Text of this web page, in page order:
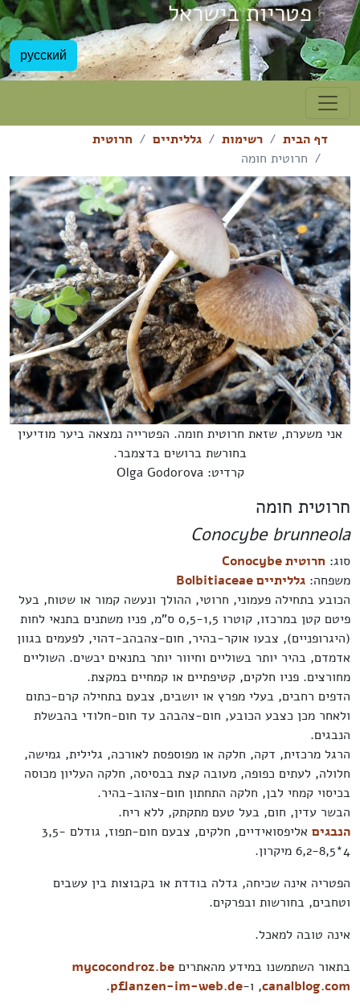
פטריות בישראל
русский
דף הבית רשימות גלליתיים
חרוטית
חרוטית חומה
אני משערת, שזאת חרוטית חומה. הפטרייה נמצאה ביער מודיעין
בחורשת ברושים בדצמבר.
קרדיט: Olga Godorova
חרוטית חומה
Conocybe brunneola
סוג:חרוטית Conocybe
משפחה:גלליתיים Bolbitiaceae
הכובע בתחילה פעמוני, חרוטי, ההולך ונעשה קמור או שטוח, בעל
פיטם קטן במרכזו, קוטרו 0,5-1,5 ס"מ, פניו משתנים בתנאי לחות
(היגרופניים), צבעו אוקר-בהיר, חום-צהבהב-דהוי, לפעמים בגוון
אדמדם, בהיר יותר בשוליים וחיוור יותר בתנאים יבשים. השוליים
מחורצים. פניו חלקים, קטיפתיים או קמחיים במקצת.
הדפים רחבים, בעלי מפרץ או יושבים, צבעם בתחילה קרם-כתום
ולאחר מכן כצבע הכובע, חום-צהבהב עד חום-חלודי בהבשלת
הנבגים.
הרגל מרכזית, דקה, חלקה או מפוספסת לאורכה, גלילית, גמישה,
חלולה, לעתים כפופה, מעובה קצת בבסיסה, חלקה העליון מכוסה
בכיסוי קמחי לבן, חלקה התחתון חום-צהוב-בהיר.
הבשר עדין, חום, בעל טעם מתקתק, ללא ריח.
הנבגים
אליפסואידיים, חלקים, צבעם חום-תפוז, גודלם 3,5-
הפטריה אינה שכיחה, גדלה בודדת או בקבוצות בין עשבים
וטחבים, בחורשות ובפרקים.
אינה טובה למאכל.
בתאור השתמשנו במידע מהאתריםmycocondroz.be
,canalblog.com ו-pflanzen-im-web.de
.